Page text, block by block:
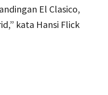
El Clasico,
kata Hansi Flick